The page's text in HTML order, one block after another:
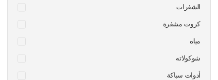
الشفرات
كروت مشفرة
مياه
شوكولاته
أدوات سباكة